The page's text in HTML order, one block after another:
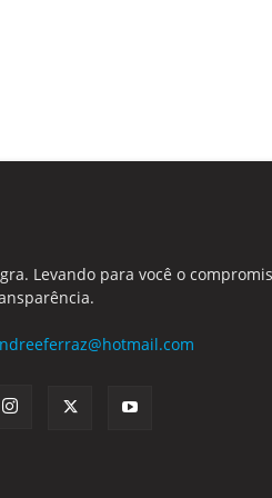
Levando para você o